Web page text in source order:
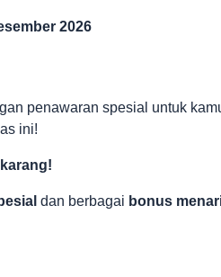
2026
penawaran spesial untuk
ini!
dan berbagai bonus